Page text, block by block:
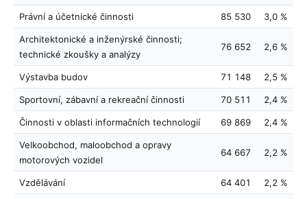
Právní a účetnické činnosti 85 530 3,0 %
Architektonické a inženýrské činnosti;
technické zkoušky a analýzy
76 652 2,6 %
Výstavba budov 71 148 2,5 %
Sportovní, zábavní a rekreační činnosti 70 511 2,4 %
Činnosti v oblasti informačních technologií 69 869 2,4 %
Velkoobchod, maloobchod a opravy
motorových vozidel
64 667 2,2 %
Vzdělávání 64 401 2,2 %